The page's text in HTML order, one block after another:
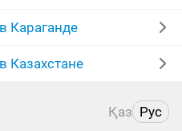
платье 48
турецкие
Караганде
Казахстане
Қаз Рус